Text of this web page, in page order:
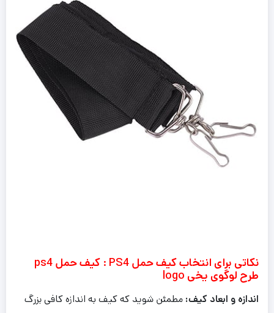
نکاتی برای انتخاب کیف حمل PS4 : کیف حمل ps4
طرح لوگوی یخی logo
اندازه و ابعاد کیف: مطمئن شوید که کیف به اندازه کافی بزرگ